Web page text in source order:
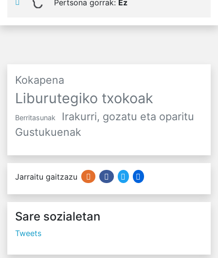
Pertsona gorrak: Ez
Kokapena
Liburutegiko txokoak
Berritasunak
Irakurri, gozatu eta oparitu
Gustukuenak
Jarraitu gaitzazu
Sare sozialetan
Tweets